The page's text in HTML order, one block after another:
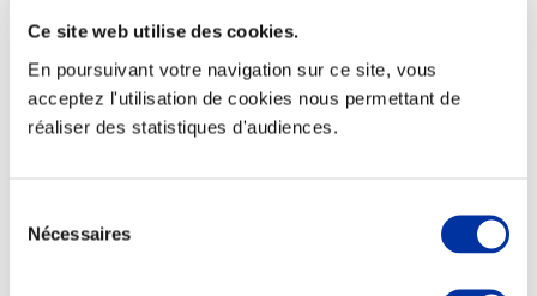
Ce site web utilise des cookies.
En poursuivant votre navigation sur ce site, vous
acceptez l'utilisation de cookies nous permettant de
réaliser des statistiques d'audiences.
Nécessaires
Elevage